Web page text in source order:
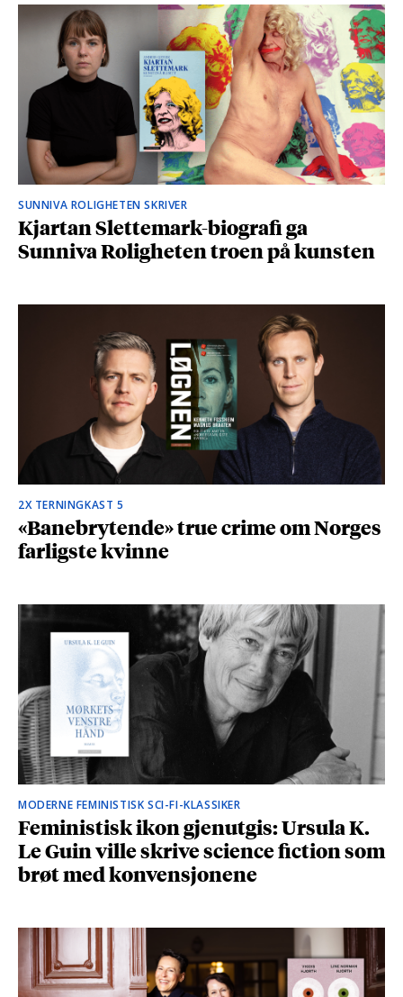
SUNNIVA ROLIGHETEN SKRIVER
Kjartan Slettemark-biografi ga
Sunniva Roligheten troen på kunsten
2X TERNINGKAST 5
«Banebrytende» true crime om Norges
farligste kvinne
MODERNE FEMINISTISK SCI-FI-KLASSIKER
Feministisk ikon gjenutgis: Ursula K.
Le Guin ville skrive science fiction som
brøt med konvensjonene